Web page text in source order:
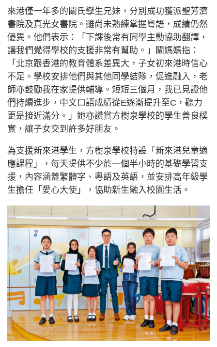
來港僅一年多的闞氏孿生兄妹，分別成功獲派聖芳濟
書院及真光女書院。雖尚未熟練掌握粵語，成績仍然
優異。他們表示：「下課後常有同學主動協助翻譯，
讓我們覺得學校的支援非常有幫助。」闞媽媽指：
「北京跟香港的教育體系差異大，子女初來港時信心
不足。學校安排他們與其他同學結隊，促進融入，老
師亦鼓勵我在家提供輔導。短短三個月，我已見證他
們持續進步，中文口語成績從E逐漸提升至C，聽力
更是接近滿分。」她亦讚賞方樹泉學校的學生善良樸
實，讓子女交到許多好朋友。
為支援新來港學生，方樹泉學校特設「新來港兒童適
應課程」，每天提供不少於一個半小時的基礎學習支
援，內容涵蓋繁體字、粵語及英語，並安排高年級學
生擔任「愛心大使」，協助新生融入校園生活。